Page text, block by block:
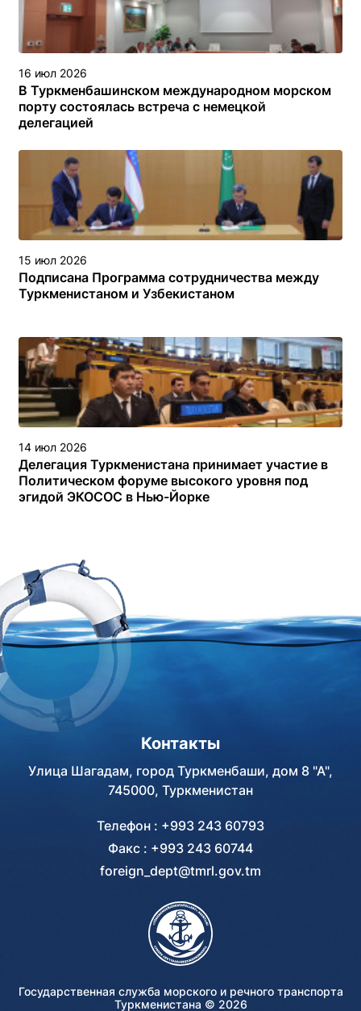
16 июл 2026
В Туркменбашинском международном морском
порту состоялась встреча с немецкой
делегацией
15 июл 2026
Подписана Программа сотрудничества между
Туркменистаном и Узбекистаном
14 июл 2026
Делегация Туркменистана принимает участие в
Политическом форуме высокого уровня под
эгидой ЭКОСОС в Нью-Йорке
Контакты
Улица Шагадам, город Туркменбаши, дом 8 "А",
745000, Туркменистан
Телефон : +993 243 60793
Факс : +993 243 60744
foreign_dept@tmrl.gov.tm
Государственная служба морского и речного транспорта
Туркменистана © 2026